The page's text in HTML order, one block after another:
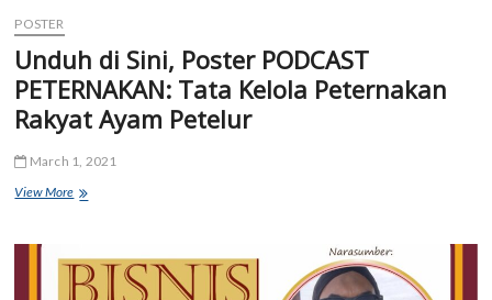
POSTER
Unduh di Sini, Poster PODCAST
PETERNAKAN: Tata Kelola Peternakan
Rakyat Ayam Petelur
March 1, 2021
View MoreUnduh
PODCAST
PETERNAKAN: